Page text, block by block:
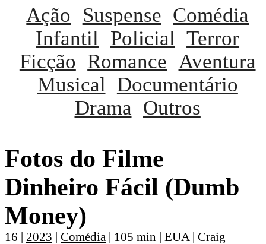
Ação Suspense Comédia
Infantil
Policial Terror
Ficção Romance Aventura
Musical
Documentário
Drama Outros
Fotos do Filme
Dinheiro Fácil (Dumb
Money)
16 | 2023 | Comédia | 105 min | EUA | Craig